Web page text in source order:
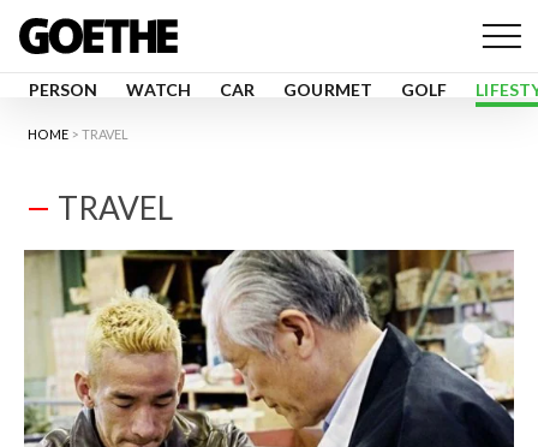
PERSON WATCH CAR GOURMET GOLF
HOME TRAVEL
TRAVEL